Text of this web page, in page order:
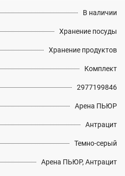
В наличии
Хранение посуды
Хранение продуктов
Комплект
2977199846
Арена ПЬЮР
Антрацит
Темно-серый
Арена ПЬЮР, Антрацит